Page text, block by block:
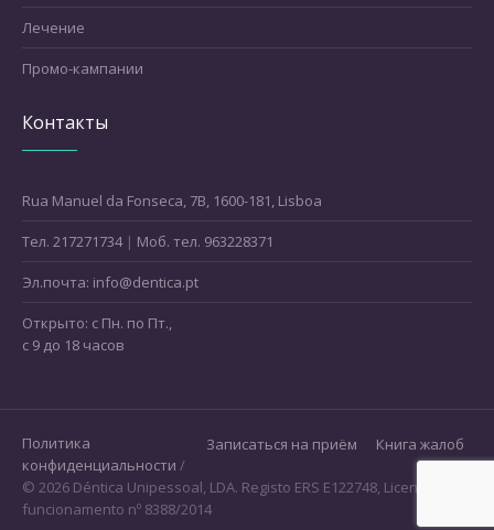
Лечение
Промо-кампании
Контакты
Rua Manuel da Fonseca, 7B, 1600-181, Lisboa
Teл. 217271734 | Моб. тел. 963228371
Эл.почта: info@dentica.pt
Открыто: с Пн. по Пт.,
с 9 до 18 часов
Записаться на приём Книга жалоб
Политика
конфиденциальности /
© 2026 Déntica Unipessoal, LDA. Registo ERS E122748, Licença de
funcionamento nº 8388/2014